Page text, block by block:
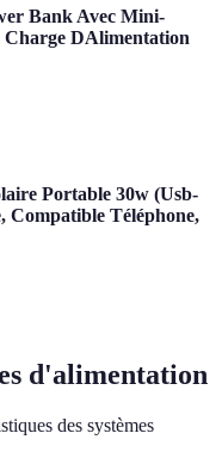
Bank Avec Mini-
DAlimentation
Portable 30w (Usb-
Compatible Téléphone,
d'alimentation
des systèmes